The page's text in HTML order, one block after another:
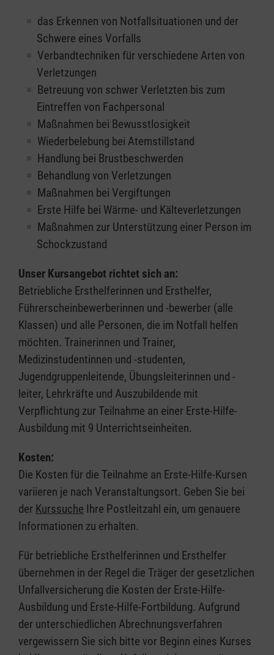
das Erkennen von Notfallsituationen und der
Schwere eines Vorfalls
Verbandtechniken für verschiedene Arten von
Verletzungen
Betreuung von schwer Verletzten bis zum
Eintreffen von Fachpersonal
Maßnahmen bei Bewusstlosigkeit
Wiederbelebung bei Atemstillstand
Handlung bei Brustbeschwerden
Behandlung von Verletzungen
Maßnahmen bei Vergiftungen
Erste Hilfe bei Wärme- und Kälteverletzungen
Maßnahmen zur Unterstützung einer Person im
Schockzustand
Unser Kursangebot richtet sich an:
Betriebliche Ersthelferinnen und Ersthelfer,
Führerscheinbewerberinnen und -bewerber (alle
Klassen) und alle Personen, die im Notfall helfen
möchten. Trainerinnen und Trainer,
Medizinstudentinnen und -studenten,
Jugendgruppenleitende, Übungsleiterinnen und -
leiter, Lehrkräfte und Auszubildende mit
Verpflichtung zur Teilnahme an einer Erste-Hilfe-
Ausbildung mit 9 Unterrichtseinheiten.
Kosten:
Die Kosten für die Teilnahme an Erste-Hilfe-Kursen
variieren je nach Veranstaltungsort. Geben Sie bei
der Kurssuche Ihre Postleitzahl ein, um genauere
Informationen zu erhalten.
Für betriebliche Ersthelferinnen und Ersthelfer
übernehmen in der Regel die Träger der gesetzlichen
Unfallversicherung die Kosten der Erste-Hilfe-
Ausbildung und Erste-Hilfe-Fortbildung. Aufgrund
der unterschiedlichen Abrechnungsverfahren
vergewissern Sie sich bitte vor Beginn eines Kurses